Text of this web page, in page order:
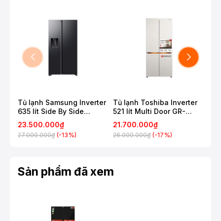
*Hình ảnh chỉ mang tính chất minh họa
Công nghệ tiết kiệm điện
ái, tiết kiệm tối đa điện năng nhờ kết hợp máy nén và
quạt Inverter.
Tủ lạnh Samsung Inverter
635 lít Side By Side
RS70F65K2FSV
23.500.000₫
27.000.000₫ (-13%)
Tủ lạnh Toshiba Inverter
521 lít Multi Door GR-
RF681WI-PGV(D4)
21.700.000₫
26.000.000₫ (-17%)
Sản phẩm đã xem